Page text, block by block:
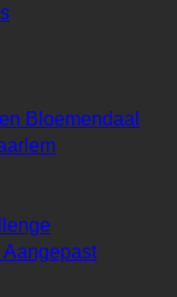
Bloemendaal